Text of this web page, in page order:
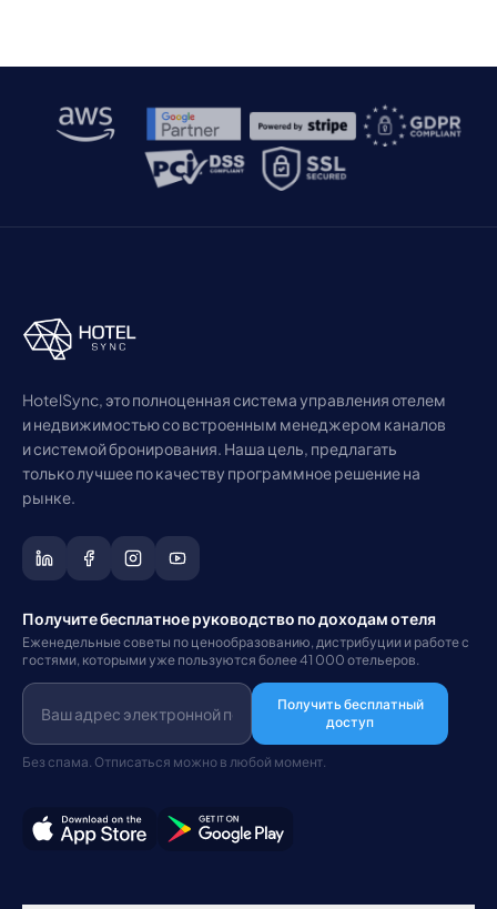
HotelSync, это полноценная система управления отелем
и недвижимостью со встроенным менеджером каналов
и системой бронирования. Наша цель, предлагать
только лучшее по качеству программное решение на
рынке.
Получите бесплатное руководство по доходам отеля
Еженедельные советы по ценообразованию, дистрибуции и работе с
гостями, которыми уже пользуются более 41 000 отельеров.
Получить бесплатный
доступ
Без спама. Отписаться можно в любой момент.